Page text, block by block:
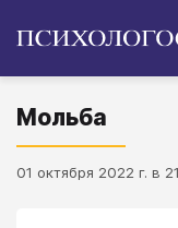
Мольба
01 октября 2022 г. в